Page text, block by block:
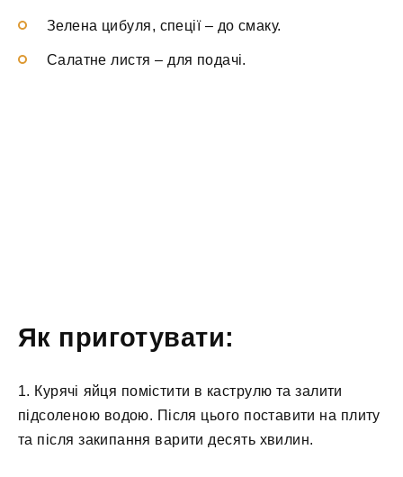
Зелена цибуля, спеції– до смаку.
Салатне листя – для подачі.
Як приготувати:
1. Курячі яйця помістити в каструлю та залити
підсоленою водою. Після цього поставити на плиту
та після закипання варити десять хвилин.